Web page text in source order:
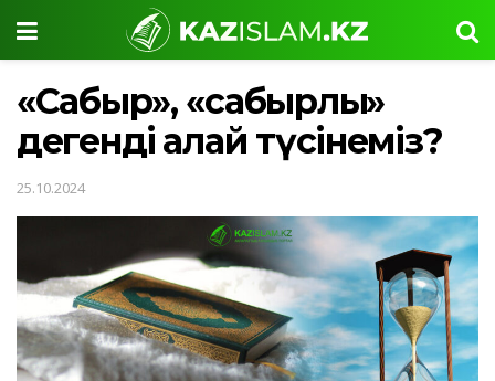
«Сабыр», «сабырлық»
дегенді қалай түсінеміз?
25.10.2024